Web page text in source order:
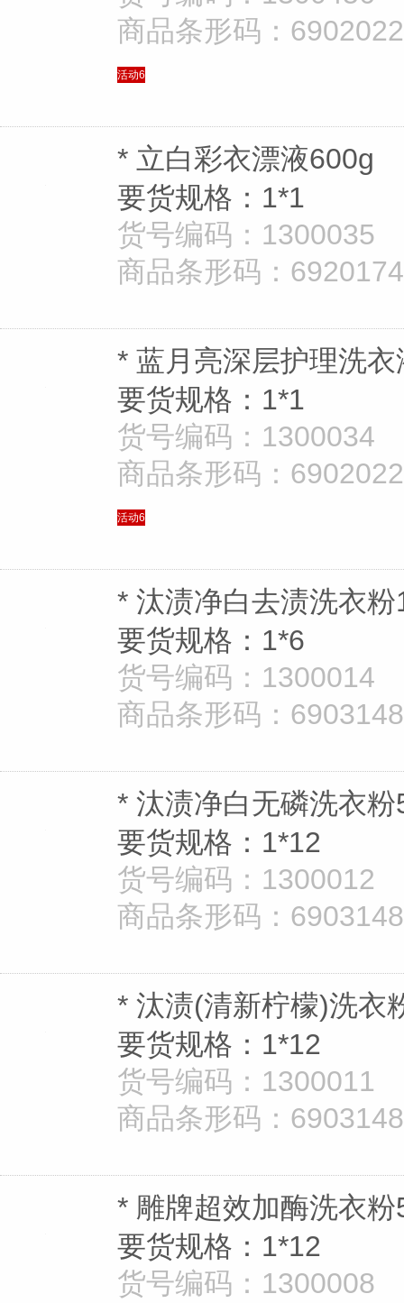
商品条形码：
活动6
* 立白彩衣漂液600g
要货规格：1*1
货号编码：1300035
商品条形码：
* 蓝月亮深层护理洗衣
要货规格：1*1
货号编码：1300034
商品条形码：
活动6
* 汰渍净白去渍洗衣
要货规格：1*6
货号编码：1300014
商品条形码：
* 汰渍净白无磷洗衣粉
要货规格：1*12
货号编码：1300012
商品条形码：
* 汰渍(清新柠檬)洗衣
要货规格：1*12
货号编码：1300011
商品条形码：
* 雕牌超效加酶洗衣粉
要货规格：1*12
货号编码：1300008